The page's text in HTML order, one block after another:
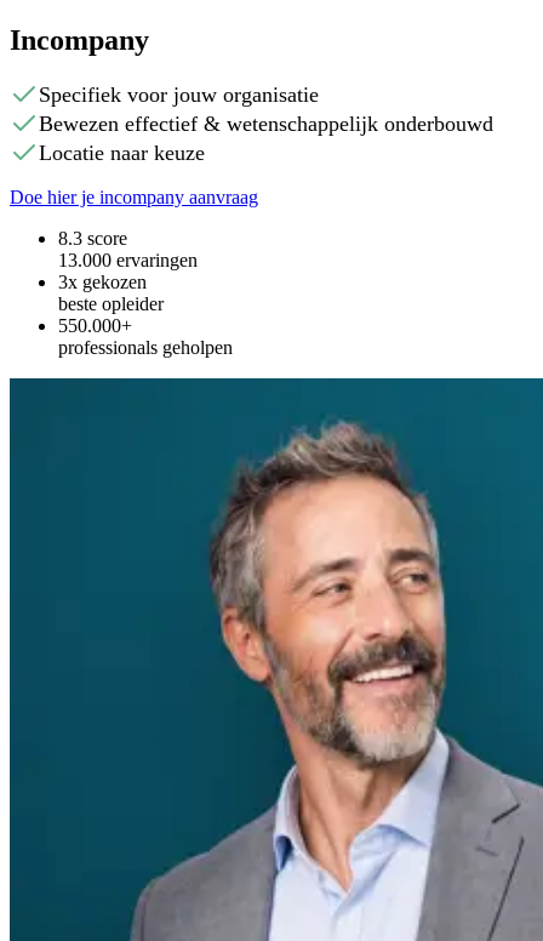
Incompany
Specifiek voor jouw organisatie
Bewezen effectief & wetenschappelijk onderbouwd
Locatie naar keuze
Doe hier je incompany aanvraag
8.3 score
13.000 ervaringen
3x gekozen
beste opleider
550.000+
professionals geholpen